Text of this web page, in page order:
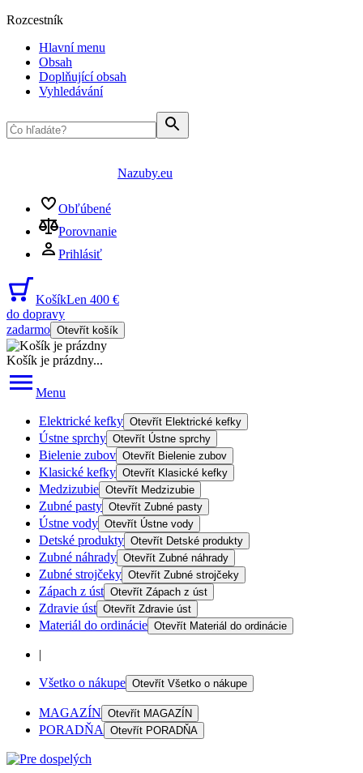
Rozcestník
Hlavní menu
Obsah
Doplňující obsah
Vyhledávání
Nazuby.eu
Obľúbené
Porovnanie
Prihlásiť
KošíkLen 400 €
do dopravy
zadarmo Otevřít košík
Košík je prázdny...
Menu
Elektrické kefky Otevřít Elektrické kefky
Ústne sprchy Otevřít Ústne sprchy
Bielenie zubov Otevřít Bielenie zubov
Klasické kefky Otevřít Klasické kefky
Medzizubie Otevřít Medzizubie
Zubné pasty Otevřít Zubné pasty
Ústne vody Otevřít Ústne vody
Detské produkty Otevřít Detské produkty
Zubné náhrady Otevřít Zubné náhrady
Zubné strojčeky Otevřít Zubné strojčeky
Zápach z úst Otevřít Zápach z úst
Zdravie úst Otevřít Zdravie úst
Materiál do ordinácie Otevřít Materiál do ordinácie
|
Všetko o nákupe Otevřít Všetko o nákupe
MAGAZÍN Otevřít MAGAZÍN
PORADŇA Otevřít PORADŇA